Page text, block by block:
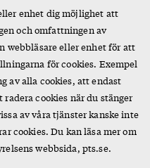
enhet dig möjlighet att
och omfattningen av
webbläsare eller enhet för att
för cookies. Exempel
av alla cookies, att endast
cookies när du stänger
av våra tjänster kanske inte
cookies. Du kan läsa mer om
webbsida, pts.se.